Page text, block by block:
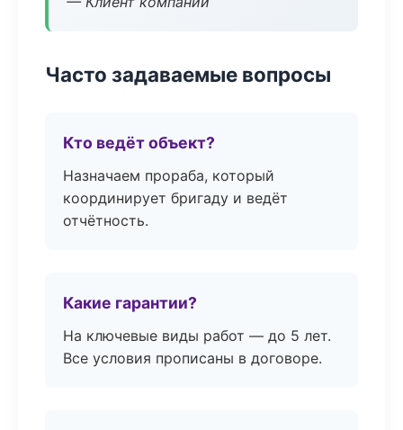
Часто задаваемые вопросы
Кто ведёт объект?
Назначаем прораба, который
координирует бригаду и ведёт
отчётность.
Какие гарантии?
На ключевые виды работ — до 5 лет.
Все условия прописаны в договоре.